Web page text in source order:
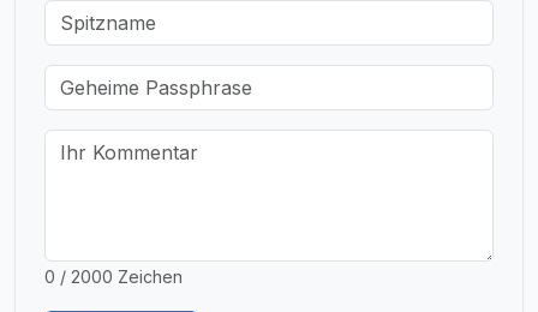
0 / 2000 Zeichen